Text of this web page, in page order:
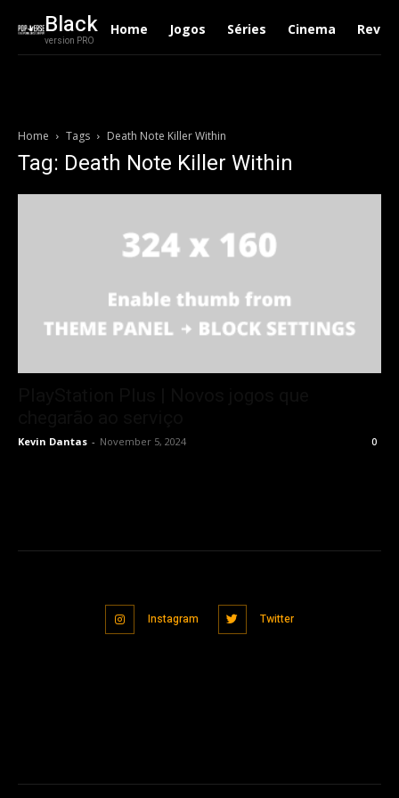
Black
version PRO
Home Jogos Séries Cinema
Home Tags Death Note Killer Within
Tag: Death Note Killer Within
Kevin Dantas - November 5, 2024 0
Instagram Twitter